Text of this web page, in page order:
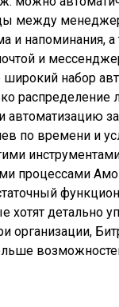
между
и напоминания,
и
широкий набор
распределение
автоматизацию
по времени и
процессами
хотят детально
организации,